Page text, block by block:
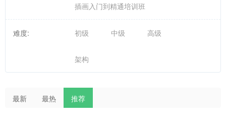
插画入门到精通培训班
难度: 初级 中级 高级
架构
最新 最热 推荐